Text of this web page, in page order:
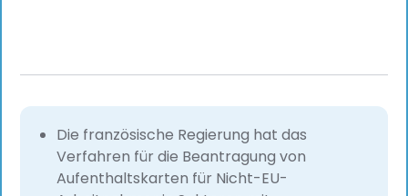
Die französische Regierung hat das
Verfahren für die Beantragung von
Aufenthaltskarten für Nicht-EU-